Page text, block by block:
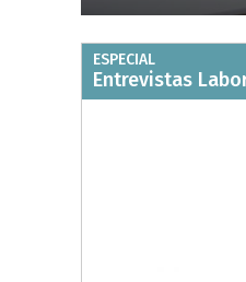
ESPECIAL
Entrevistas